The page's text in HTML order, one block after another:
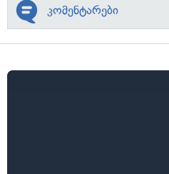
კომენტარები